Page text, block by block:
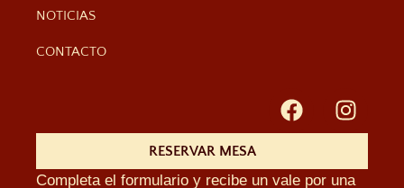
NOTICIAS
CONTACTO
RESERVAR MESA
Completa el formulario y recibe un vale por una